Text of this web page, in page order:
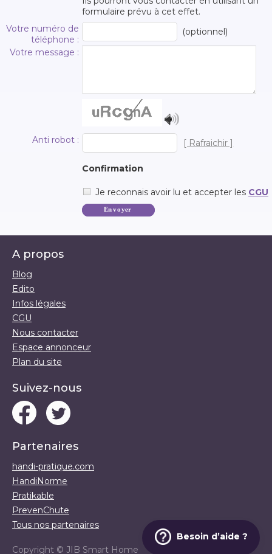
Besoin d’aide ?
formulaire prévu à cet effet.
Votre numéro de
téléphone :
(optionnel)
Votre message :
Anti robot : [ Rafraichir ]
Confirmation
Je reconnais avoir lu et accepter les CGU
A propos
Blog
Edito
Infos légales
CGU
Nous contacter
Espace annonceur
Plan du site
Suivez-nous
Partenaires
handi-pratique.com
HandiNorme
Pratikable
PrevenChute
Tous nos partenaires
Copyright © JIB Smart Home